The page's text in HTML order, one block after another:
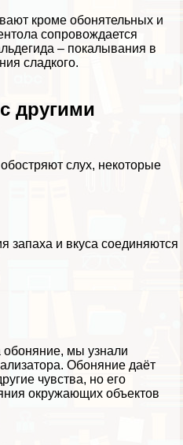
кроме обонятельных и
сопровождается
– покалывания в
сладкого.
другими
слух, некоторые
и вкуса соединяются
обоняние, мы узнали
Обоняние даёт
чувства, но его
окружающих объектов